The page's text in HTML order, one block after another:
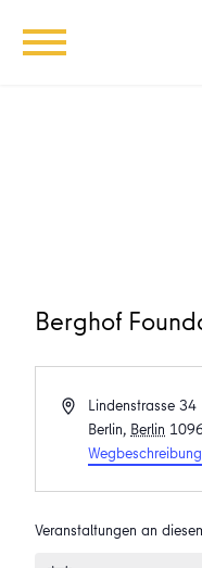
Berghof
AdresseLindenstrasse 34
Berlin, Berlin
Wegbeschreibung
Veranstaltungen an